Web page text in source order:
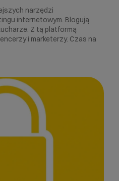
narzędzi
internetowym. Blogują
Z tą platformą
i marketerzy. Czas na